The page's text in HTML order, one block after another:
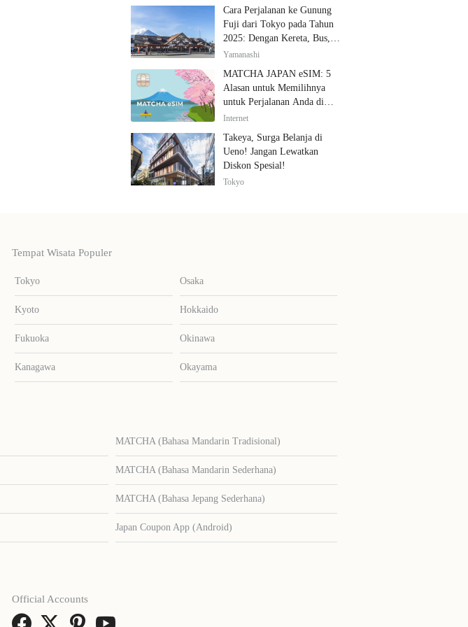
Cara Perjalanan ke Gunung
Fuji dari Tokyo pada Tahun
2025: Dengan Kereta, Bus,
dan Mobil
Yamanashi
MATCHA JAPAN eSIM: 5
Alasan untuk Memilihnya
untuk Perjalanan Anda di
Jepang
Internet
Takeya, Surga Belanja di
Ueno! Jangan Lewatkan
Diskon Spesial!
Tokyo
Tempat Wisata Populer
Tokyo Osaka
Kyoto Hokkaido
Fukuoka Okinawa
Kanagawa Okayama
MATCHA (Bahasa Mandarin Tradisional)
MATCHA (Bahasa Mandarin Sederhana)
MATCHA (Bahasa Jepang Sederhana)
Japan Coupon App (Android)
Official Accounts